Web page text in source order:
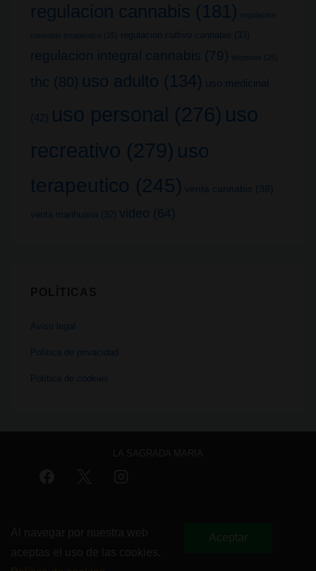
regulacion cannabis (181) regulacion
cannabis terapeutico (25) regulacion cultivo cannabis (33)
regulacion integral cannabis (79) terpenos (25)
thc (80) uso adulto (134) uso medicinal
(42) uso personal (276) uso
recreativo (279) uso
terapeutico (245) venta cannabis (38)
venta marihuana (32) video (64)
Aviso legal
Política de privacidad
Política de cookies
Aceptar